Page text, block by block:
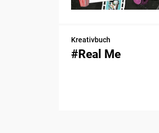
Kreativbuch
#Real Me